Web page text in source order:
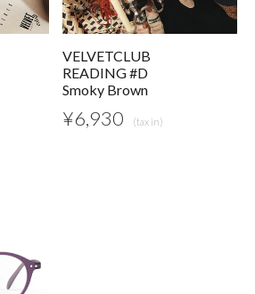
VELVETCLUB
READING #D
Smoky Brown
¥6,930